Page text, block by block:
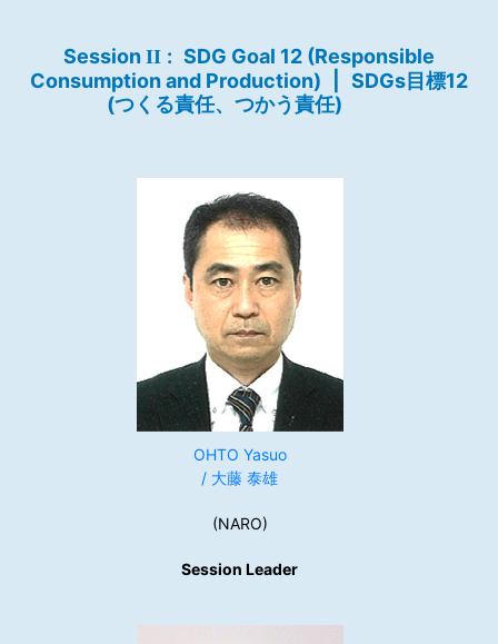
Session II : SDG Goal 12 (Responsible
Consumption and Production)
SDGs目標12
(つくる責任、つかう責任)
OHTO Yasuo
/ 大藤 泰雄
(NARO)
Session Leader